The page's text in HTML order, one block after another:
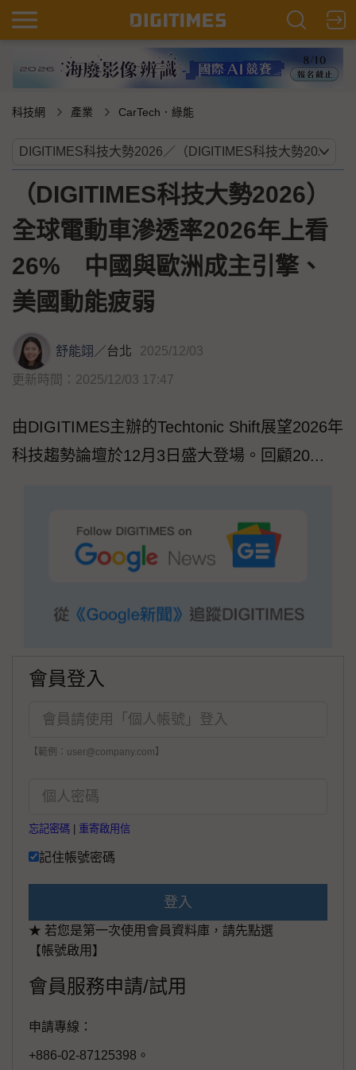
科技網 產業 CarTech．綠能
（DIGITIMES科技大勢2026）
全球電動車滲透率2026年上看
26% 中國與歐洲成主引擎、
美國動能疲弱
舒能翊 ／台北 2025/12/03
更新時間：2025/12/03 17:47
由DIGITIMES主辦的Techtonic Shift展望2026年
科技趨勢論壇於12月3日盛大登場。回顧20...
會員登入
【範例：user@company.com】
忘記密碼 重寄啟用信
記住帳號密碼
登入
★ 若您是第一次使用會員資料庫，請先點選
【帳號啟用】
會員服務申請/試用
申請專線：
+886-02-87125398。